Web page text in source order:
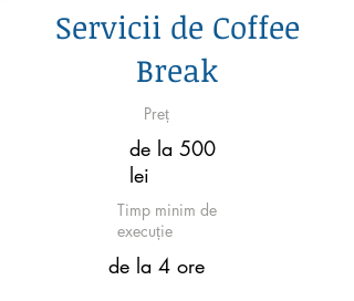
Servicii de Coffee
Break
Preț
de la 500
lei
Timp minim de
execuție
de la 4 ore